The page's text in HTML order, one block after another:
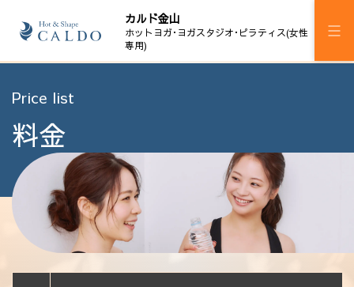
カルド金山
ホットヨガ･ヨガスタジオ･ピラティス(女性
専用)
施設案内
プログラム
スケジュール
ウェルチケ
Price list
料金